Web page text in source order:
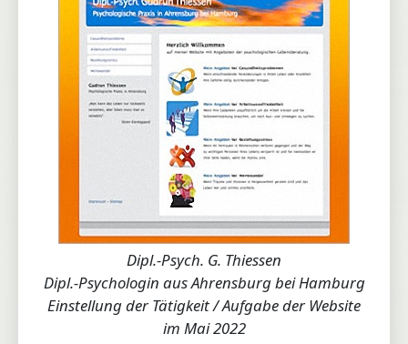
Dipl.-Psych. G. Thiessen
Dipl.-Psychologin aus Ahrensburg bei Hamburg
Einstellung der Tätigkeit / Aufgabe der Website
im Mai 2022